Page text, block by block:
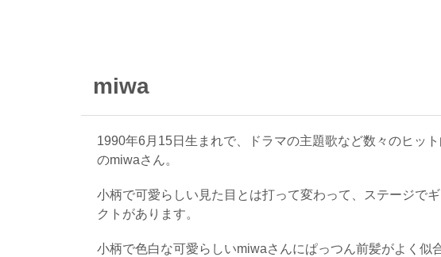
miwa
1990年6月15日生まれで、ドラマの主題歌など数々のヒッ
のmiwaさん。
小柄で可愛らしい見た目とは打って変わって、ステージで
クトがあります。
小柄で色白な可愛らしいmiwaさんにぱっつん前髪がよく似